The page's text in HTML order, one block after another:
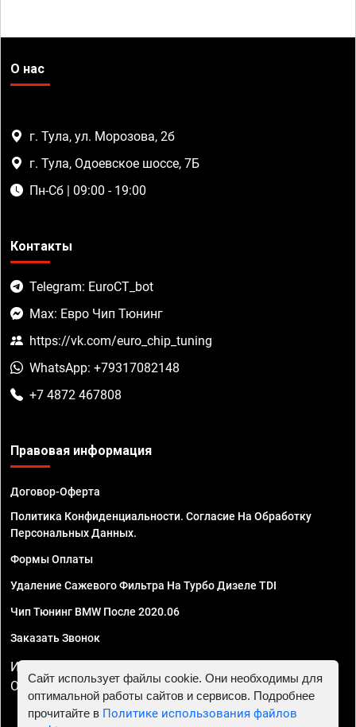
О нас
г. Тула, ул. Морозова, 2б
г. Тула, Одоевское шоссе, 7Б
Пн-Сб | 09:00 - 19:00
Контакты
Telegram: EuroCT_bot
Max: Евро Чип Тюнинг
https://vk.com/euro_chip_tuning
WhatsApp: +79317082148
+7 4872 467808
Правовая информация
Договор-Оферта
Политика Конфиденциальности. Согласие На Обработку
Персональных Данных.
Формы Оплаты
Удаление Сажевого Фильтра На Турбо Дизеле TDI
Чип Тюнинг BMW После 2020.06
Заказать Звонок
ИП Смирнов Георгий Павлович. ИНН 781302555843,
ОГРНИП 324470400032610
Сайт использует файлы cookie. Они необходимы для
оптимальной работы сайтов и сервисов. Подробнее
прочитайте в Политике использования файлов